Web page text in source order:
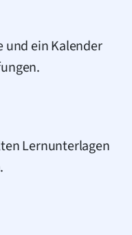
und ein Kalender
Lernunterlagen